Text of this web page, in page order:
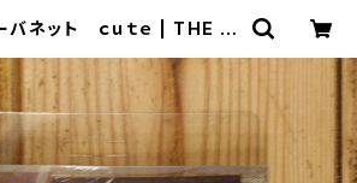
バネット ｃｕｔｅ | THE M